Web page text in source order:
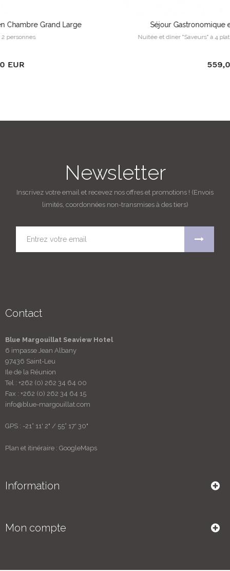
POCHETTE CADEAU
Pochette Cadeau
Élégante Pochette à main "Blue Margouillat" pour y
Accords des vins Menu Découverte "Classique"
ACCORDS DES VINS MENU DÉCOUVERTE
"PRESTIGE"
Séjour Gastronomique en Chambre Grand Large
Nuitée et dîner "Saveurs" à 4 plats, hors boissons pour 2 personnes
Newsletter
Inscrivez votre email et recevez nos offres et promotions ! (Envois
limités, coordonnées non-transmises à des tiers)
Contact
Blue Margouillat Seaview Hotel
6 impasse Jean Albany
97436 Saint-Leu
Ile de la Réunion
Tel : +262 (0) 262 34 64 00
Fax : +262 (0) 262 34 64 15
info@blue-margouillat.com
GPS : -21° 11' 2" / 55° 17' 30"
Plan et itinéraire : GoogleMaps
Information
Mon compte